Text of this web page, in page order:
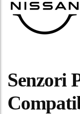
Senzori